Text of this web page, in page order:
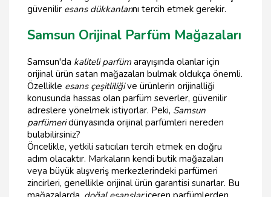
güvenilir esans dükkanlarını tercih etmek gerekir.
Samsun Orijinal Parfüm Mağazaları
Samsun'da kaliteli parfüm arayışında olanlar için
orijinal ürün satan mağazaları bulmak oldukça önemli.
Özellikle esans çeşitliliğive ürünlerin orijinalliği
konusunda hassas olan parfüm severler, güvenilir
adreslere yönelmek istiyorlar. Peki, Samsun
parfümeridünyasında orijinal parfümleri nereden
bulabilirsiniz?
Öncelikle, yetkili satıcıları tercih etmek en doğru
adım olacaktır. Markaların kendi butik mağazaları
veya büyük alışveriş merkezlerindeki parfümeri
zincirleri, genellikle orijinal ürün garantisi sunarlar. Bu